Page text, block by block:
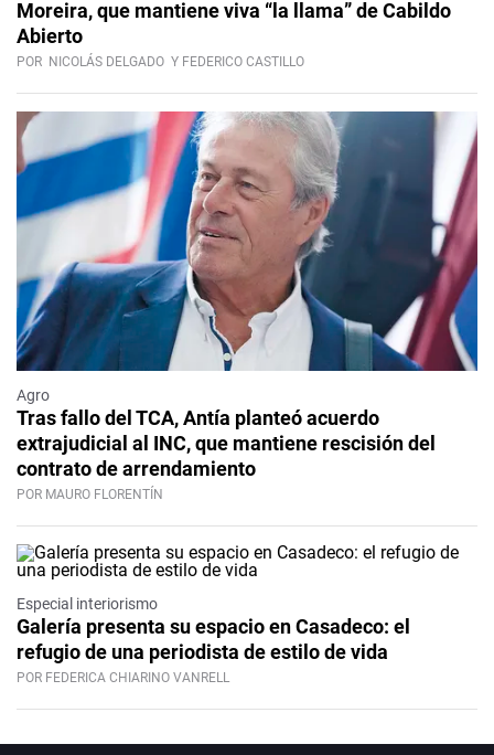
Moreira, que mantiene viva “la llama” de Cabildo
Abierto
POR NICOLÁS DELGADO Y FEDERICO CASTILLO
Agro
Tras fallo del TCA, Antía planteó acuerdo
extrajudicial al INC, que mantiene rescisión del
contrato de arrendamiento
POR MAURO FLORENTÍN
Especial interiorismo
Galería presenta su espacio en Casadeco: el
refugio de una periodista de estilo de vida
POR FEDERICA CHIARINO VANRELL